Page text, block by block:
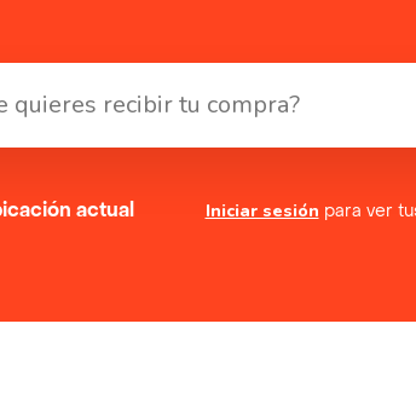
actual Iniciar sesión para ver